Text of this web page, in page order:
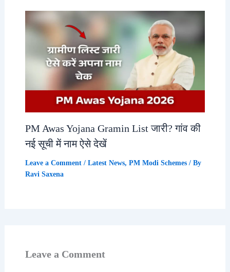
PM Awas Yojana Gramin List जारी? गांव की
नई सूची में नाम ऐसे देखें
Leave a Comment / Latest News, PM Modi Schemes/ By
Ravi Saxena
Leave a Comment